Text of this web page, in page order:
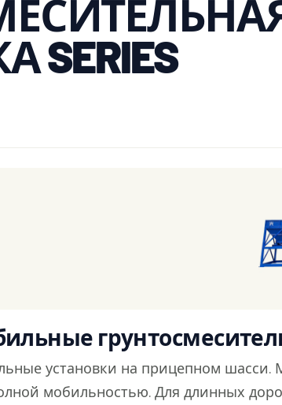
SERIES
установки на прицепном
мобильностью. Для длинных